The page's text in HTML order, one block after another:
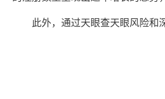
此外，通过天眼查天眼风险